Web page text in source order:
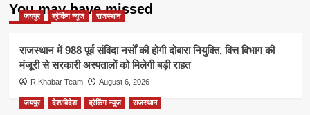
You may have missed
जयपुर ब्रेकिंग न्यूज राजस्थान
राजस्थान में 988 पूर्व संविदा नर्सों की होगी दोबारा नियुक्ति, वित्त विभाग की
मंजूरी से सरकारी अस्पतालों को मिलेगी बड़ी राहत
R.Khabar Team August 6, 2026
जयपुर देश/विदेश ब्रेकिंग न्यूज राजस्थान